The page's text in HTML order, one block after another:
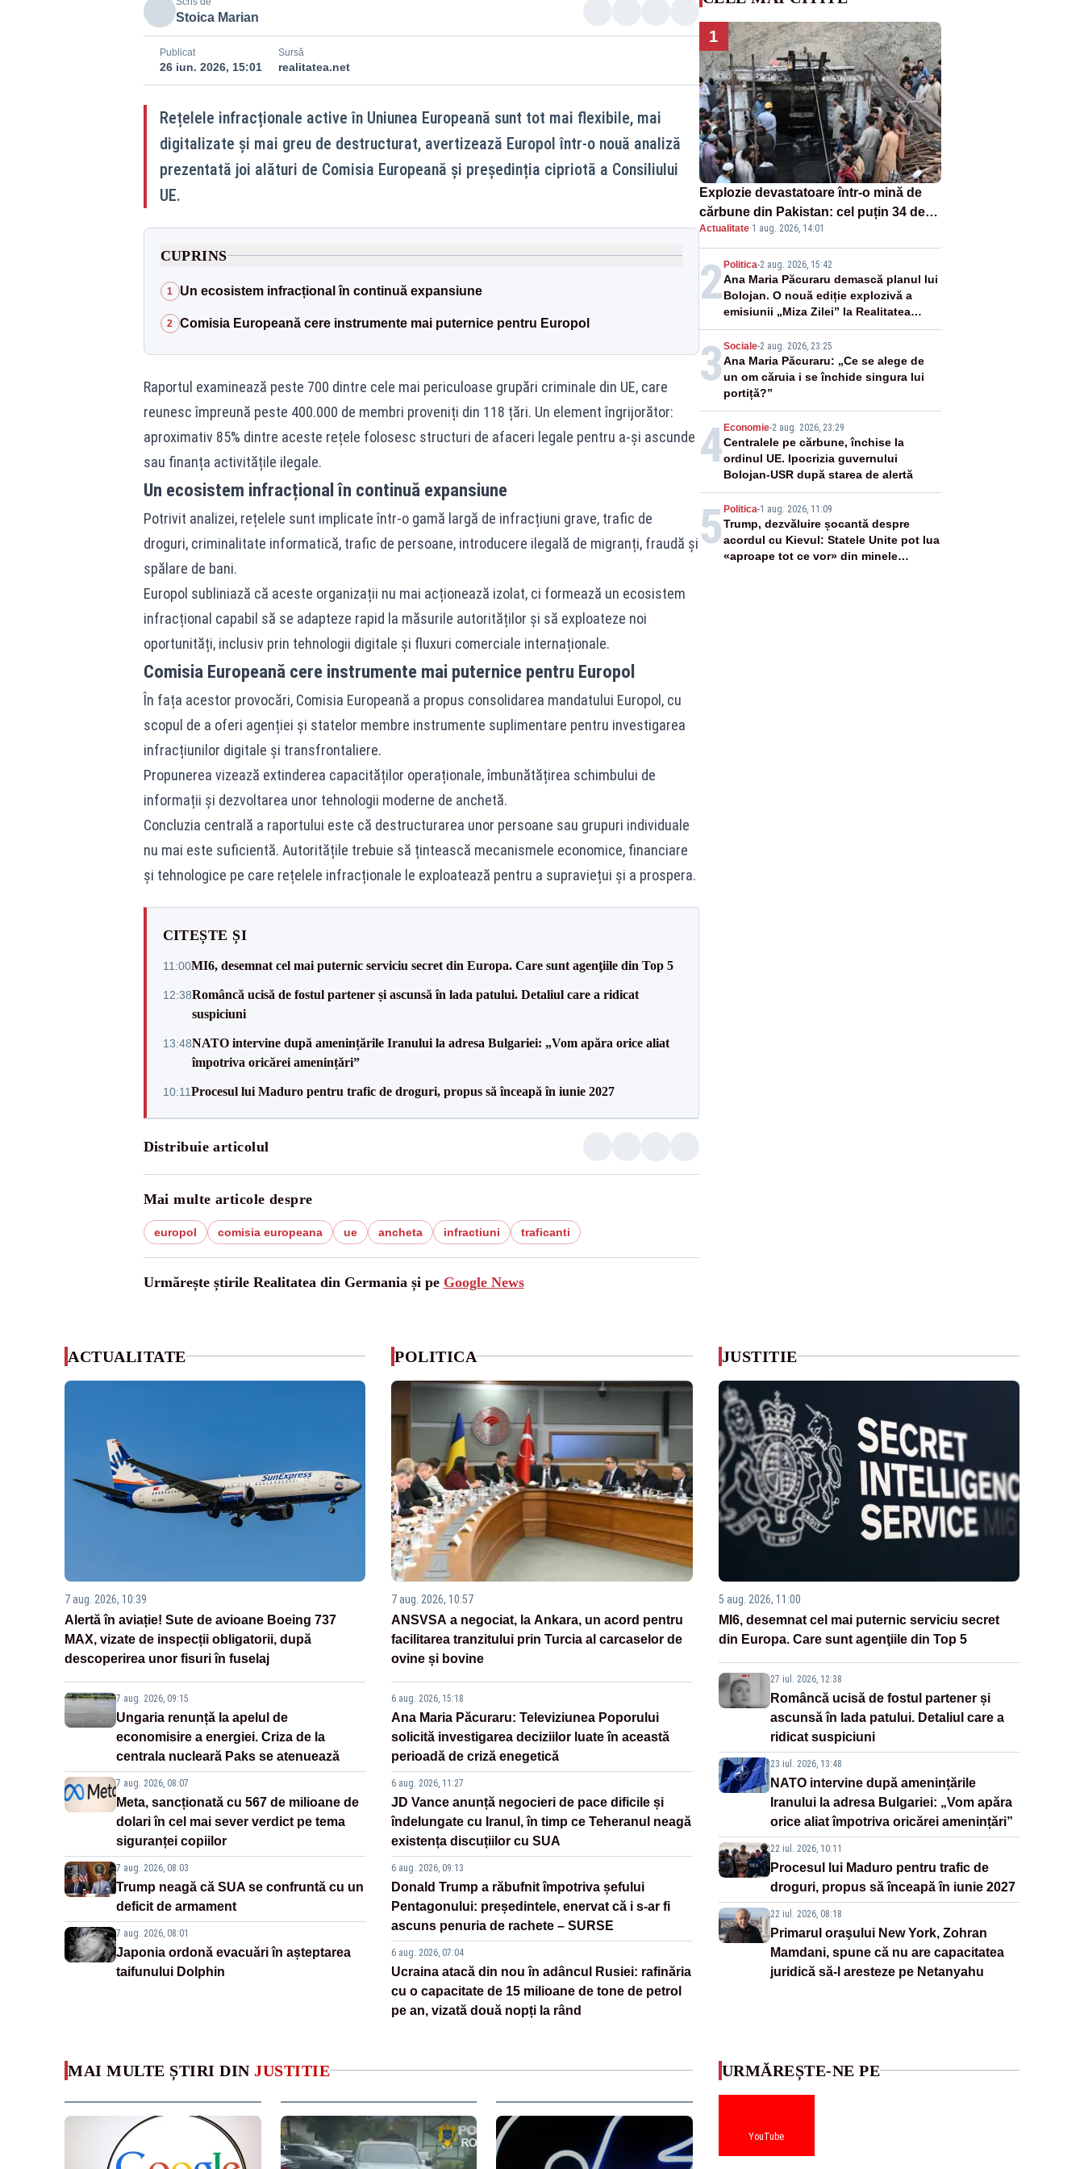
Stoica Marian
Publicat
26 iun. 2026, 15:01
Sursă
realitatea.net
Rețelele infracționale active în Uniunea Europeană sunt tot mai flexibile, mai
digitalizate și mai greu de destructurat, avertizează Europol într-o nouă analiză
prezentată joi alături de Comisia Europeană și președinția cipriotă a Consiliului
UE.
CUPRINS
1 Un ecosistem infracțional în continuă expansiune
2 Comisia Europeană cere instrumente mai puternice pentru Europol
Raportul examinează peste 700 dintre cele mai periculoase grupări criminale din UE, care
reunesc împreună peste 400.000 de membri proveniți din 118 țări. Un element îngrijorător:
aproximativ 85% dintre aceste rețele folosesc structuri de afaceri legale pentru a-și ascunde
sau finanța activitățile ilegale.
Un ecosistem infracțional în continuă expansiune
Potrivit analizei, rețelele sunt implicate într-o gamă largă de infracțiuni grave, trafic de
droguri, criminalitate informatică, trafic de persoane, introducere ilegală de migranți, fraudă și
spălare de bani.
Europol subliniază că aceste organizații nu mai acționează izolat, ci formează un ecosistem
infracțional capabil să se adapteze rapid la măsurile autorităților și să exploateze noi
oportunități, inclusiv prin tehnologii digitale și fluxuri comerciale internaționale.
Comisia Europeană cere instrumente mai puternice pentru Europol
În fața acestor provocări, Comisia Europeană a propus consolidarea mandatului Europol, cu
scopul de a oferi agenției și statelor membre instrumente suplimentare pentru investigarea
infracțiunilor digitale și transfrontaliere.
Propunerea vizează extinderea capacităților operaționale, îmbunătățirea schimbului de
informații și dezvoltarea unor tehnologii moderne de anchetă.
Concluzia centrală a raportului este că destructurarea unor persoane sau grupuri individuale
nu mai este suficientă. Autoritățile trebuie să țintească mecanismele economice, financiare
și tehnologice pe care rețelele infracționale le exploatează pentru a supraviețui și a prospera.
CITEȘTE ȘI
11:00MI6, desemnat cel mai puternic serviciu secret din Europa. Care sunt agenţiile din Top 5
12:38Româncă ucisă de fostul partener și ascunsă în lada patului. Detaliul care a ridicat
suspiciuni
13:48NATO intervine după amenințările Iranului la adresa Bulgariei: „Vom apăra orice aliat
împotriva oricărei amenințări”
10:11Procesul lui Maduro pentru trafic de droguri, propus să înceapă în iunie 2027
Distribuie articolul
Mai multe articole despre
europol comisia europeana ue ancheta infractiuni traficanti
Urmărește știrile Realitatea din Germania și pe Google News
1
Explozie devastatoare într-o mină de
cărbune din Pakistan: cel puțin 34 de
morți - VIDEO
Actualitate·1 aug. 2026, 14:01
2Politica-2 aug. 2026, 15:42
Ana Maria Păcuraru demască planul lui
Bolojan. O nouă ediție explozivă a
emisiunii „Miza Zilei” la Realitatea
PLUS
3 Sociale-2 aug. 2026, 23:25
Ana Maria Păcuraru: „Ce se alege de
un om căruia i se închide singura lui
portiță?”
4Economie-2 aug. 2026, 23:29
Centralele pe cărbune, închise la
ordinul UE. Ipocrizia guvernului
Bolojan-USR după starea de alertă
5 Politica-1 aug. 2026, 11:09
Trump, dezvăluire șocantă despre
acordul cu Kievul: Statele Unite pot lua
«aproape tot ce vor» din minele
ACTUALITATE
7 aug. 2026, 10:39
Alertă în aviație! Sute de avioane Boeing 737
MAX, vizate de inspecții obligatorii, după
descoperirea unor fisuri în fuselaj
7 aug. 2026, 09:15
Ungaria renunță la apelul de
economisire a energiei. Criza de la
centrala nucleară Paks se atenuează
7 aug. 2026, 08:07
Meta, sancționată cu 567 de milioane de
dolari în cel mai sever verdict pe tema
siguranței copiilor
7 aug. 2026, 08:03
Trump neagă că SUA se confruntă cu un
deficit de armament
7 aug. 2026, 08:01
Japonia ordonă evacuări în așteptarea
taifunului Dolphin
POLITICA
7 aug. 2026, 10:57
ANSVSA a negociat, la Ankara, un acord pentru
facilitarea tranzitului prin Turcia al carcaselor de
ovine și bovine
6 aug. 2026, 15:18
Ana Maria Păcuraru: Televiziunea Poporului
solicită investigarea deciziilor luate în această
perioadă de criză enegetică
6 aug. 2026, 11:27
JD Vance anunță negocieri de pace dificile și
îndelungate cu Iranul, în timp ce Teheranul neagă
existența discuțiilor cu SUA
6 aug. 2026, 09:13
Donald Trump a răbufnit împotriva șefului
Pentagonului: președintele, enervat că i s-ar fi
ascuns penuria de rachete – SURSE
6 aug. 2026, 07:04
Ucraina atacă din nou în adâncul Rusiei: rafinăria
cu o capacitate de 15 milioane de tone de petrol
pe an, vizată două nopți la rând
JUSTITIE
5 aug. 2026, 11:00
MI6, desemnat cel mai puternic serviciu secret
din Europa. Care sunt agenţiile din Top 5
27 iul. 2026, 12:38
Româncă ucisă de fostul partener și
ascunsă în lada patului. Detaliul care a
ridicat suspiciuni
23 iul. 2026, 13:48
NATO intervine după amenințările
Iranului la adresa Bulgariei: „Vom apăra
orice aliat împotriva oricărei amenințări”
22 iul. 2026, 10:11
Procesul lui Maduro pentru trafic de
droguri, propus să înceapă în iunie 2027
22 iul. 2026, 08:18
Primarul oraşului New York, Zohran
Mamdani, spune că nu are capacitatea
juridică să-l aresteze pe Netanyahu
MAI MULTE ȘTIRI DIN JUSTITIE URMĂREȘTE-NE PE
YouTube